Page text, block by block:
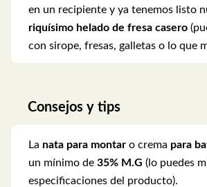
en un recipiente y ya tenemos listo
riquísimo helado de fresa casero
con sirope, fresas, galletas o lo que
Consejos y tips
La nata para montar o crema para
un mínimo de 35% M.G (lo puedes
especificaciones del producto).